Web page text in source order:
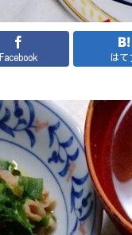
Facebook はて